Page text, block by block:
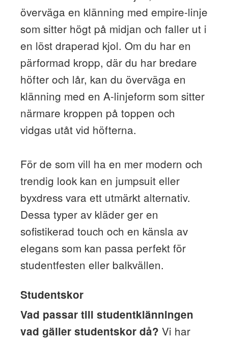
överväga en klänning med empire-linje
som sitter högt på midjan och faller ut i
en löst draperad kjol. Om du har en
pärformad kropp, där du har bredare
höfter och lår, kan du överväga en
klänning med en A-linjeform som sitter
närmare kroppen på toppen och
vidgas utåt vid höfterna.
För de som vill ha en mer modern och
trendig look kan en jumpsuit eller
byxdress vara ett utmärkt alternativ.
Dessa typer av kläder ger en
sofistikerad touch och en känsla av
elegans som kan passa perfekt för
studentfesten eller balkvällen.
Studentskor
Vad passar till studentklänningen
vad gäller studentskor då? Vi har